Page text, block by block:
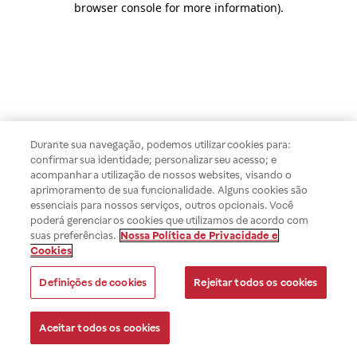
browser console for more information).
Durante sua navegação, podemos utilizar cookies para:
confirmar sua identidade; personalizar seu acesso; e
acompanhar a utilização de nossos websites, visando o
aprimoramento de sua funcionalidade. Alguns cookies são
essenciais para nossos serviços, outros opcionais. Você
poderá gerenciar os cookies que utilizamos de acordo com
suas preferências. Nossa Política de Privacidade e
Cookies
Definições de cookies Rejeitar todos os cookies
Aceitar todos os cookies